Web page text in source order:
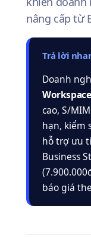
nâng cấp từ
Trả lời
Doanh
cao, S/
hạn, kiểm
hỗ trợ ưu
Business
báo giá